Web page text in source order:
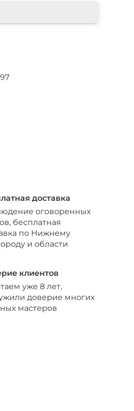
97
доставка
оговоренных
бесплатная
по Нижнему
и области
клиентов
уже 8 лет,
доверие многих
мастеров